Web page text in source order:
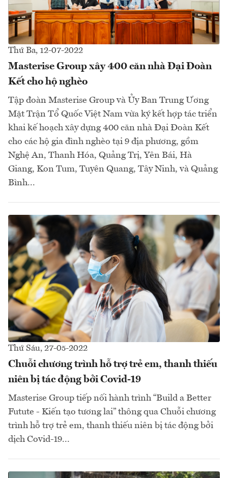
Thứ Ba, 12-07-2022
Masterise Group xây 400 căn nhà Đại Đoàn
Kết cho hộ nghèo
Tập đoàn Masterise Group và Ủy Ban Trung Ương
Mặt Trận Tổ Quốc Việt Nam vừa ký kết hợp tác triển
khai kế hoạch xây dựng 400 căn nhà Đại Đoàn Kết
cho các hộ gia đình nghèo tại 9 địa phương, gồm
Nghệ An, Thanh Hóa, Quảng Trị, Yên Bái, Hà
Giang, Kon Tum, Tuyên Quang, Tây Ninh, và Quảng
Bình...
Thứ Sáu, 27-05-2022
Chuỗi chương trình hỗ trợ trẻ em, thanh thiếu
niên bị tác động bởi Covid-19
Masterise Group tiếp nối hành trình “Build a Better
Futute - Kiến tạo tương lai” thông qua Chuỗi chương
trình hỗ trợ trẻ em, thanh thiếu niên bị tác động bởi
dịch Covid-19...